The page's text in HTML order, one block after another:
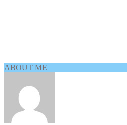
ABOUT ME